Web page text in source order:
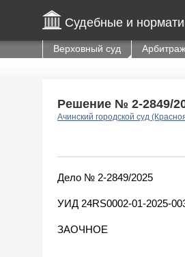
Судебные и
Верховный суд
Решение № 2-2849/
Ачинский городской суд
Дело № 2-2849/2025
УИД 24RS0002-01-2025-
ЗАОЧНОЕ